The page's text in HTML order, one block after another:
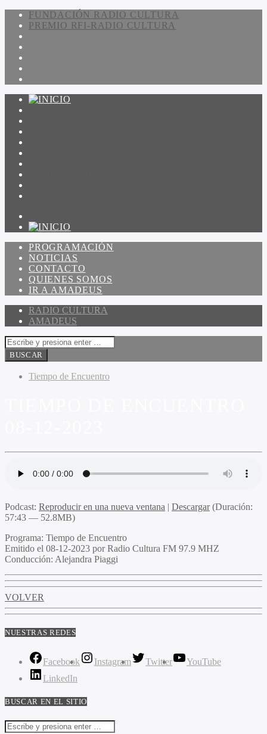
FUNDACIÓN RADIO CULTURA
PREMIO RFI-RADIO CULTURA
PROGRAMACIÓN
NOTICIAS
CONTACTO
QUIENES SOMOS
IR A AMADEUS
RADIO CULTURA
AMADEUS
Tiempo de Encuentro
Podcast: Reproducir en una nueva ventana | Descargar(Duración:
57:43 — 52.8MB)
Programa: Tiempo de Encuentro
Emitido el 08-12-2023 por Radio Cultura FM 97.9 MHZ
Conducción: Alejandra Piaggi
VOLVER
NUESTRAS REDES
Facebook Instagram Twitter
YouTube
LinkedIn
BUSCAR EN EL SITIO